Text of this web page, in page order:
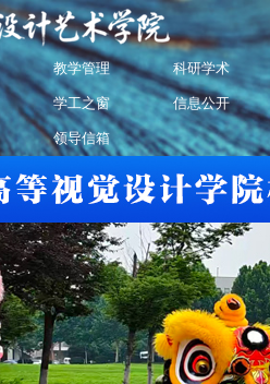
教学管理 科研学术
学工之窗 信息公开
领导信箱